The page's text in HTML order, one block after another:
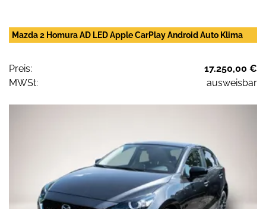
Mazda 2 Homura AD LED Apple CarPlay Android Auto Klima
Preis:
17.250,00 €
MWSt:
ausweisbar